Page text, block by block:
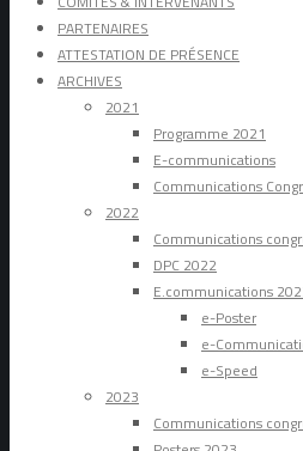
PARTENAIRES
ATTESTATION DE PRÉSENCE
ARCHIVES
2021
Programme 2021
E-communications
Communications
2022
Communications
DPC 2022
E.communications
e-Poster
e-
e-Speed
2023
Communications